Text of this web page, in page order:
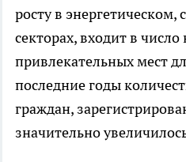
росту в
секторах, входит в число
привлекательных мест
последние годы
граждан,
значительно